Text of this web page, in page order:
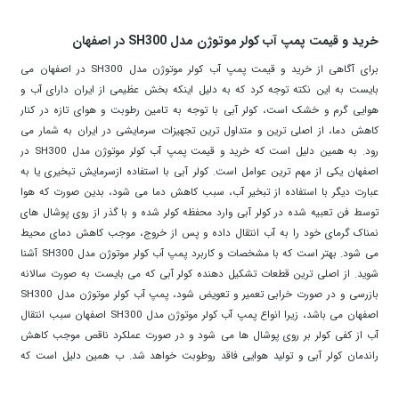
خرید و قیمت پمپ آب کولر موتوژن مدل SH300 در اصفهان
برای آگاهی از خرید و قیمت پمپ آب کولر موتوژن مدل SH300 در اصفهان می
بایست به این نکته توجه کرد که به دلیل اینکه بخش عظیمی از ایران دارای آب و
هوایی گرم و خشک است، کولر آبی با توجه به تامین رطوبت و هوای تازه در کنار
کاهش دما، از اصلی ترین و متداول ترین تجهیزات سرمایشی در ایران به شمار می
رود. به همین دلیل است که خرید و قیمت پمپ آب کولر موتوژن مدل SH300 در
اصفهان یکی از مهم ترین عوامل است. کولر آبی با استفاده ازسرمایش تبخیری یا به
عبارت دیگر با استفاده از تبخیر آب، سبب کاهش دما می شود، بدین صورت که هوا
توسط فن تعبیه شده در کولر آبی وارد محفظه کولر شده و با گذر از روی پوشال های
نمناک گرمای خود را به آب انتقال داده و پس از خروج، موجب کاهش دمای محیط
می شود. بهتر است که با مشخصات و کاربرد پمپ آب کولر موتوژن مدل SH300 آشنا
شوید. از اصلی ترین قطعات تشکیل دهنده کولر آبی که می بایست به صورت سالانه
بازرسی و در صورت خرابی تعمیر و تعویض شود، پمپ آب کولر موتوژن مدل SH300
اصفهان می باشد، زیرا انواع پمپ آب کولر موتوژن مدل SH300 اصفهان سبب انتقال
آب از کفی کولر بر روی پوشال ها می شود و در صورت عملکرد ناقص موجب کاهش
راندمان کولر آبی و تولید هوایی فاقد روطوبت خواهد شد. ب همین دلیل است که